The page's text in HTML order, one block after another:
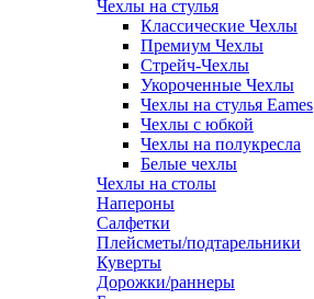
Чехлы на стулья
Классические Чехлы
Премиум Чехлы
Стрейч-Чехлы
Укороченные Чехлы
Чехлы на стулья Eames
Чехлы с юбкой
Чехлы на полукресла
Белые чехлы
Чехлы на столы
Напероны
Салфетки
Плейсметы/подтарельники
Куверты
Дорожки/раннеры